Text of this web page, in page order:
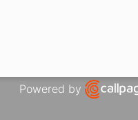
Powered by